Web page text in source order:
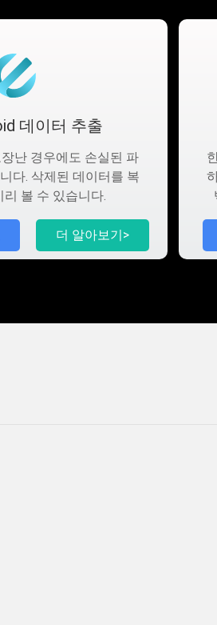
데이터 추출
난 경우에도 손실된 파
다. 삭제된 데이터를 복
볼 수 있습니다.
더 알아보기>